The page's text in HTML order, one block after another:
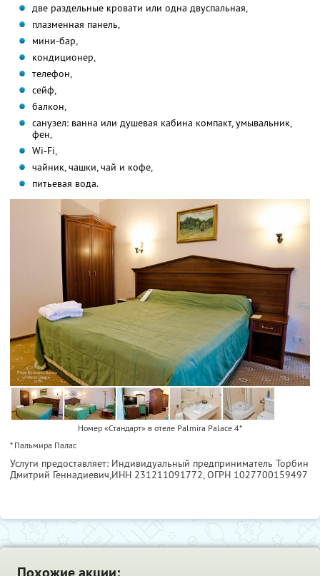
две раздельные кровати или одна двуспальная,
плазменная панель,
мини-бар,
кондиционер,
телефон,
сейф,
балкон,
санузел: ванна или душевая кабина компакт, умывальник,
фен,
Wi-Fi,
чайник, чашки, чай и кофе,
питьевая вода.
Номер «Стандарт» в отеле Palmira Palace 4*
* Пальмира Палас
Услуги предоставляет: Индивидуальный предприниматель Торбин
Дмитрий Геннадиевич,ИНН 231211091772, ОГРН 1027700159497